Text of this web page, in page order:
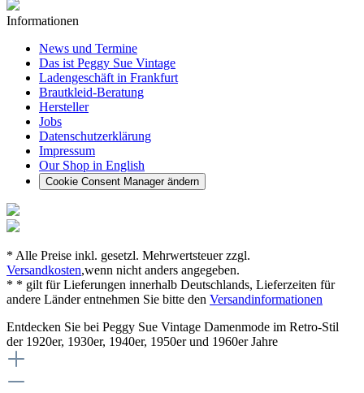
Informationen
News und Termine
Das ist Peggy Sue Vintage
Ladengeschäft in Frankfurt
Brautkleid-Beratung
Hersteller
Jobs
Datenschutzerklärung
Impressum
Our Shop in English
Cookie Consent Manager ändern
* Alle Preise inkl. gesetzl. Mehrwertsteuer zzgl.
Versandkosten,wenn nicht anders angegeben.
* * gilt für Lieferungen innerhalb Deutschlands, Lieferzeiten für
andere Länder entnehmen Sie bitte den Versandinformationen
Entdecken Sie bei Peggy Sue Vintage Damenmode im Retro-Stil
der 1920er, 1930er, 1940er, 1950er und 1960er Jahre